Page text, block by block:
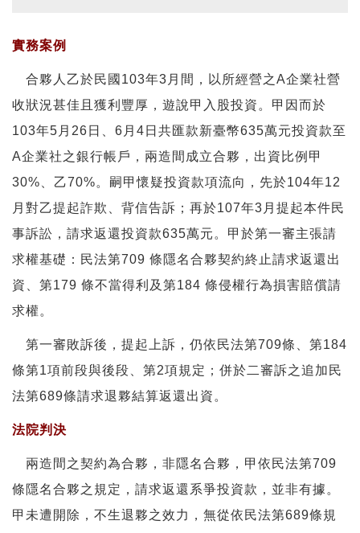
實務案例
合夥人乙於民國103年3月間，以所經營之A企業社營
收狀況甚佳且獲利豐厚，遊說甲入股投資。甲因而於
103年5月26日、6月4日共匯款新臺幣635萬元投資款至
A企業社之銀行帳戶，兩造間成立合夥，出資比例甲
30%、乙70%。嗣甲懷疑投資款項流向，先於104年12
月對乙提起詐欺、背信告訴；再於107年3月提起本件民
事訴訟，請求返還投資款635萬元。甲於第一審主張請
求權基礎：民法第709 條隱名合夥契約終止請求返還出
資、第179 條不當得利及第184 條侵權行為損害賠償請
求權。
第一審敗訴後，提起上訴，仍依民法第709條、第184
條第1項前段與後段、第2項規定；併於二審訴之追加民
法第689條請求退夥結算返還出資。
法院判決
兩造間之契約為合夥，非隱名合夥，甲依民法第709
條隱名合夥之規定，請求返還系爭投資款，並非有據。
甲未遭開除，不生退夥之效力，無從依民法第689條規